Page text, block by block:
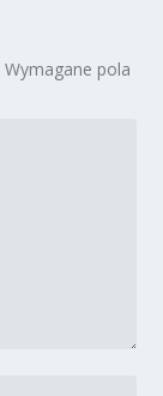
Wymagane pola